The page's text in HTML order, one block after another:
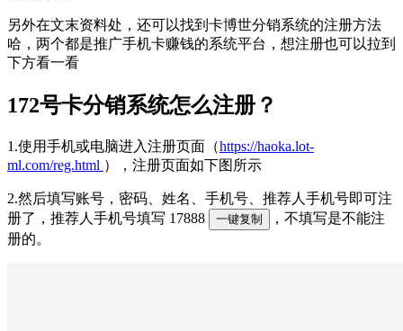
另外在文末资料处，还可以找到卡博世分销系统的注册方法
哈，两个都是推广手机卡赚钱的系统平台，想注册也可以拉到
下方看一看
172号卡分销系统怎么注册？
1.使用手机或电脑进入注册页面（https://haoka.lot-
ml.com/reg.html ），注册页面如下图所示
2.然后填写账号，密码、姓名、手机号、推荐人手机号即可注
册了，推荐人手机号填写 17888
一键复制
，不填写是不能注
册的。